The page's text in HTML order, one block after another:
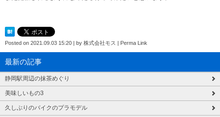
Posted on 2021.09.03 15:20 by 株式会社モス Perma Link
最新の記事
静岡駅周辺の抹茶めぐり
美味しいもの3
久しぶりのバイクのプラモデル